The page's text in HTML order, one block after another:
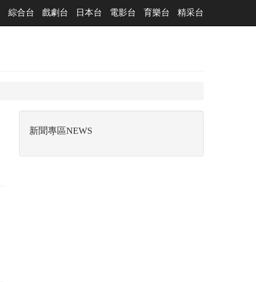
綜合台 戲劇台 日本台 電影台 育樂台 精采台
新聞專區NEWS